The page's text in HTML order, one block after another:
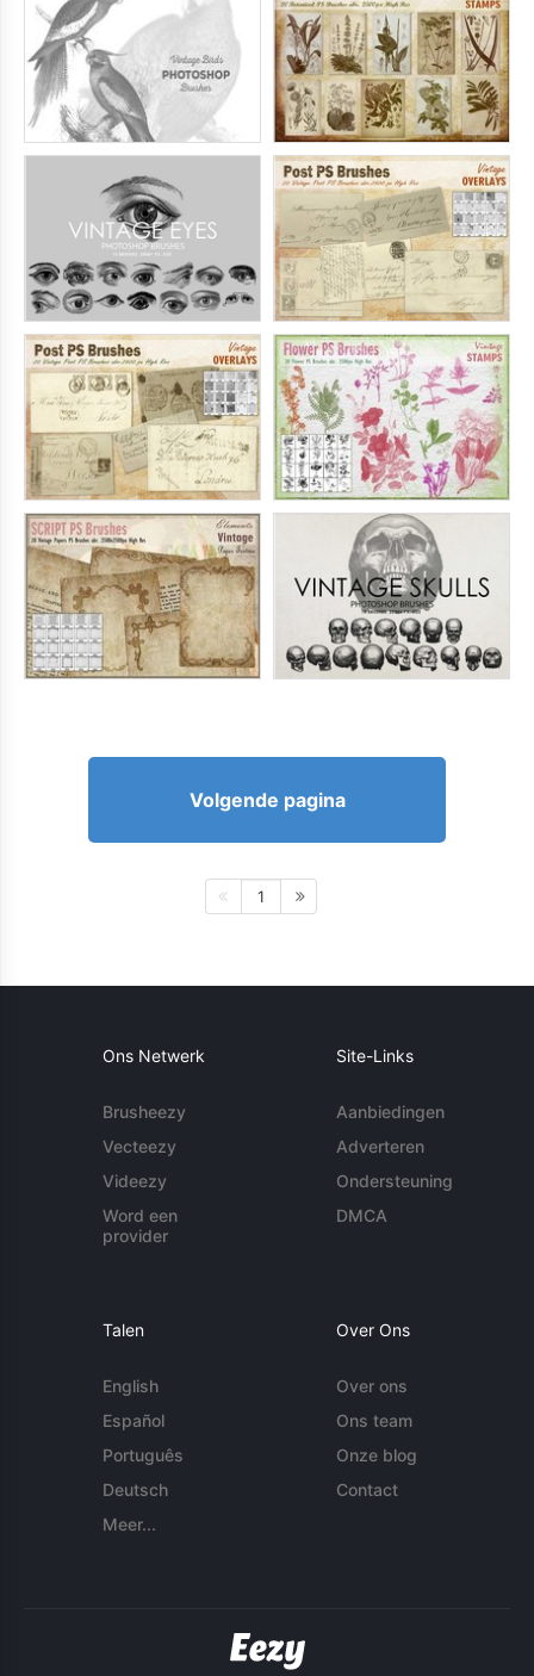
Volgende pagina
1
Ons Netwerk
Brusheezy
Vecteezy
Videezy
Word een
provider
Site-Links
Aanbiedingen
Adverteren
Ondersteuning
DMCA
Talen
English
Español
Português
Deutsch
Meer...
Over Ons
Over ons
Ons team
Onze blog
Contact